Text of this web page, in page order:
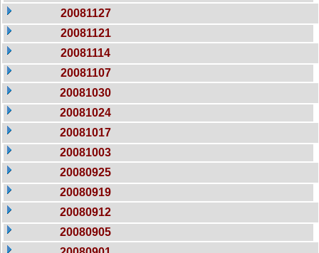
20081127
20081121
20081114
20081107
20081030
20081024
20081017
20081003
20080925
20080919
20080912
20080905